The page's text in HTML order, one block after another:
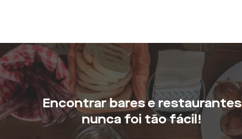
Encontrar bares e restaurantes
nunca foi tão fácil!